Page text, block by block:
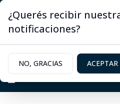
¿Querés recibir
notificaciones?
NO, GRACIAS ACEPTAR